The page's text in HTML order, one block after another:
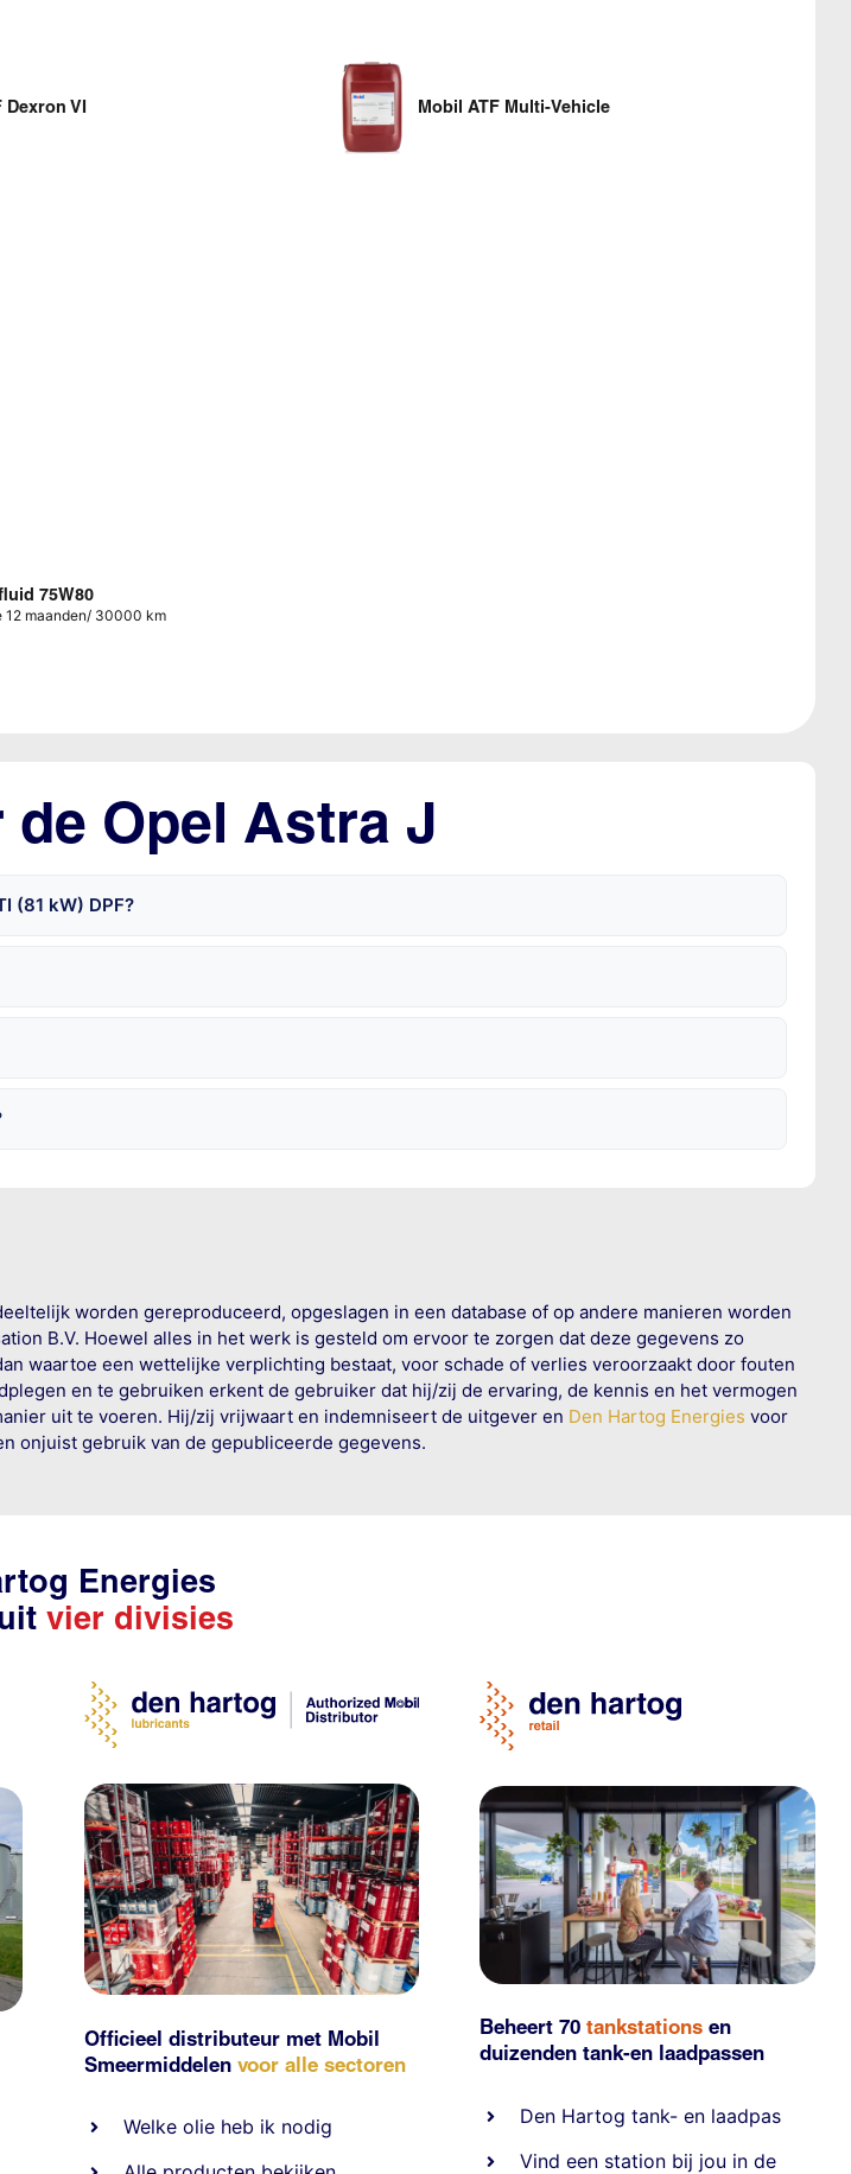
Dexron VI Mobil ATF Multi-Vehicle
75W80
12 maanden/ 30000 km
Opel Astra J
(81 kW) DPF?
worden gereproduceerd, opgeslagen in een database of op andere manieren worden
B.V. Hoewel alles in het werk is gesteld om ervoor te zorgen dat deze gegevens zo
waartoe een wettelijke verplichting bestaat, voor schade of verlies veroorzaakt door fouten
en te gebruiken erkent de gebruiker dat hij/zij de ervaring, de kennis en het vermogen
uit te voeren. Hij/zij vrijwaart en indemniseert de uitgever en Den Hartog Energies voor
onjuist gebruik van de gepubliceerde gegevens.
Energies
vier divisies
Officieel distributeur met Mobil
Smeermiddelen voor alle sectoren
Welke olie heb ik nodig
Beheert 70tankstationsen
duizendentank-en laadpassen
Den Hartog tank- en laadpas
Vind een station bij jou in de